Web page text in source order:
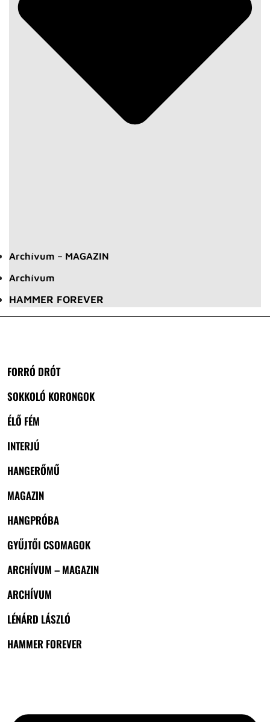
Archívum – MAGAZIN
Archívum
HAMMER FOREVER
FORRÓ DRÓT
SOKKOLÓ KORONGOK
ÉLŐ FÉM
INTERJÚ
HANGERŐMŰ
MAGAZIN
HANGPRÓBA
GYŰJTŐI CSOMAGOK
ARCHÍVUM – MAGAZIN
ARCHÍVUM
LÉNÁRD LÁSZLÓ
HAMMER FOREVER